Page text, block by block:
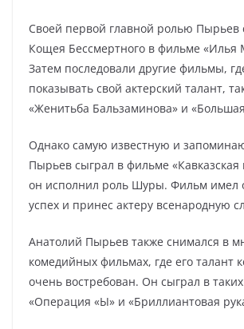
Своей первой главной ролью Пырьев
Кощея Бессмертного в фильме «Илья
Затем последовали другие фильмы,
показывать свой актерский талант,
«Женитьба Бальзаминова» и
Однако самую известную и
Пырьев сыграл в фильме «Кавказская
он исполнил роль Шуры. Фильм имел
успех и принес актеру всенародную
Анатолий Пырьев также снимался в
комедийных фильмах, где его талант
очень востребован. Он сыграл в
«Операция «Ы» и «Бриллиантовая